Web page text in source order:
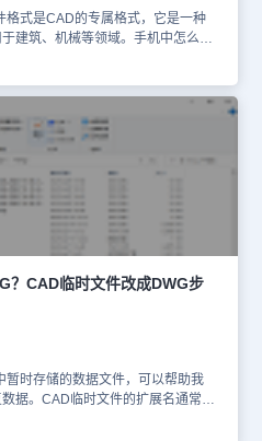
缺的一部分。它承载着建筑设计师
细节，将建筑的美好展现得淋漓尽
式是CAD的专属格式，它是一种
建筑、机械等领域。手机中怎么打
商店中搜索并下载安装浩辰CAD看
面中找到浩辰CAD看图王APP并点
APP后，将其切换至【所有图纸】
要查看的DWG格式文件即可。3、
王APP还提供了一些简单的编辑功
编辑操作。例如：修剪、便宜、延
家分享了在手机中用浩辰CAD看图
骤，希望对大家有所帮助。浩辰
确，使用更方便，编辑更轻松的
量打印、PDF转换、图层管理、测
本转换、图片输出、测量记录、绘
？CAD临时文件改成DWG步
时存储的数据文件，可以帮助我
据。CAD临时文件的扩展名通常为